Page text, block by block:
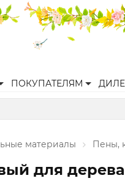
ПОКУПАТЕЛЯМ
материалы Пены,
для